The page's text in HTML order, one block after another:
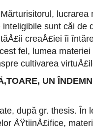
sunt căi de
creaÅ£iei îi
fel, lumea
cultivarea
UN
după gr. thesis. În
ÅŸtiinÅ£ifice,